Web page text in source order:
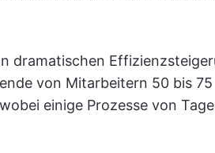
dramatischen
von Mitarbeitern 50 bis
einige Prozesse von